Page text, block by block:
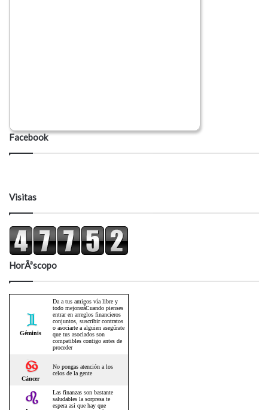
Facebook
Visitas
HorÃ³scopo